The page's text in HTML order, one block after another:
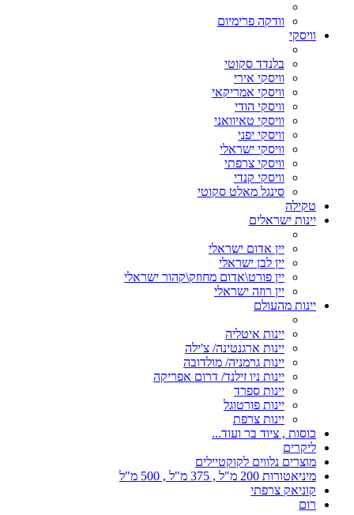
וודקה פרימיום
וויסקי
בלנדד סקוטי
וויסקי אירי
וויסקי אמריקאי
וויסקי הודי
וויסקי טאיוואני
וויסקי יפני
וויסקי ישראלי
וויסקי צרפתי
וויסקי קנדי
סינגל מאלט סקוטי
טקילה
יינות ישראלים
יין אדום ישראלי
יין לבן ישראלי
יין פורט\אדום מחוזק\קהור ישראלי
יין רוזה ישראלי
יינות מהעולם
יינות איטליה
יינות ארגנטינה/ צ'ילה
יינות גרמניה/ מולדובה
יינות ניו זילנד/ דרום אפריקה
יינות ספרד
יינות פורטוגל
יינות צרפת
כוסות , ציוד בר ועוד...
ליקרים
מוצרים נלווים לקוקטיילים
מיניאטורות 200 מ"ל , 375 מ"ל , 500 מ"ל
קוניאק צרפתי
רום